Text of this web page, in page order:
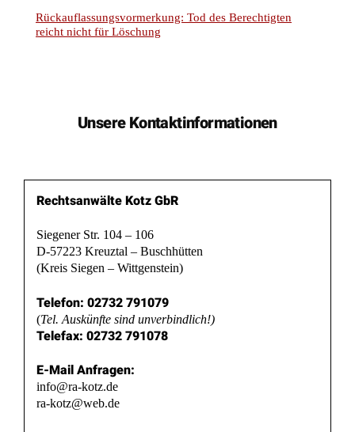
Rückauflassungsvormerkung: Tod des Berechtigten
reicht nicht für Löschung
Unsere Kontaktinformationen
Rechtsanwälte Kotz GbR
Siegener Str. 104 – 106
D-57223 Kreuztal – Buschhütten
(Kreis Siegen – Wittgenstein)
Telefon: 02732 791079
(Tel. Auskünfte sind unverbindlich!)
Telefax: 02732 791078
E-Mail Anfragen:
info@ra-kotz.de
ra-kotz@web.de